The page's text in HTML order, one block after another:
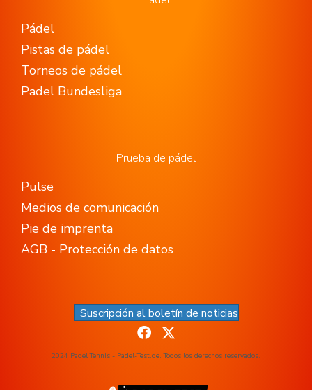
Pádel
Pistas de pádel
Torneos de pádel
Padel Bundesliga
Prueba de pádel
Pulse
Medios de comunicación
Pie de imprenta
AGB - Protección de datos
Suscripción al boletín de noticias
2024 Padel Tennis - Padel-Test.de. Todos los derechos reservados.